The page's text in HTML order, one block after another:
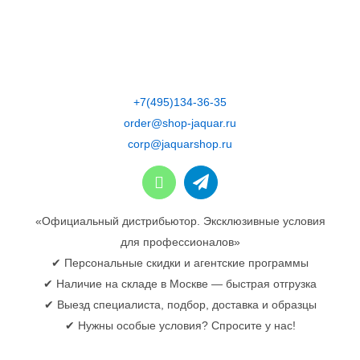
+7(495)134-36-35
order@shop-jaquar.ru
corp@jaquarshop.ru
«Официальный дистрибьютор. Эксклюзивные условия
для профессионалов»
✔ Персональные скидки и агентские программы
✔ Наличие на складе в Москве — быстрая отгрузка
✔ Выезд специалиста, подбор, доставка и образцы
✔ Нужны особые условия? Спросите у нас!